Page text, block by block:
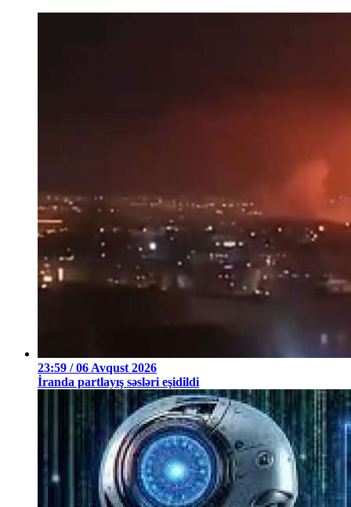
23:59 / 06 Avqust 2026
İranda partlayış səsləri eşidildi